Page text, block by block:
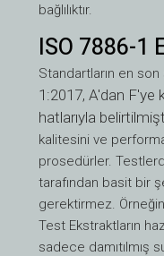
bağlılıktır.
ISO 7886-1
Standartların en
1:2017, A'dan F'ye
hatlarıyla
kalitesini ve
prosedürler.
tarafından basit bir
gerektirmez.
Test Ekstraktların
sadece damıtılmış